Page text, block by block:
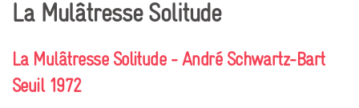
La Mulâtresse Solitude
La Mulâtresse Solitude - André Schwartz-Bart
Seuil 1972